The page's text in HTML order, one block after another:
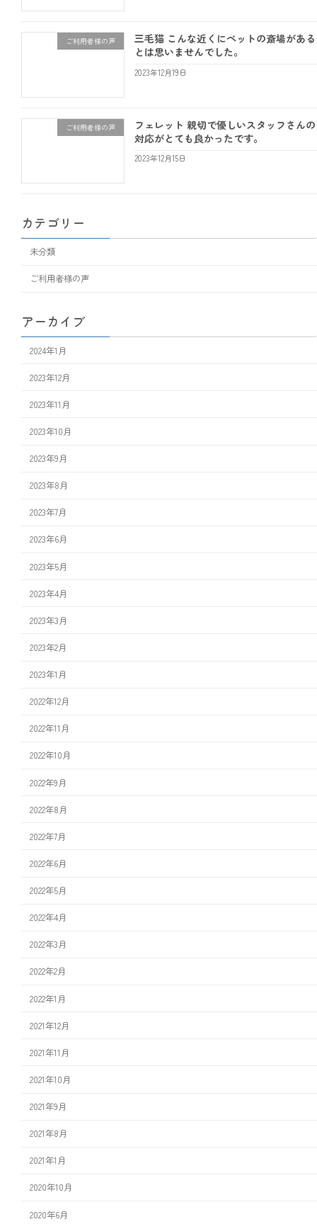
ご利用者様の声
三毛猫 こんな近くにペットの斎場がある
とは思いませんでした。
2023年12月19日
ご利用者様の声
フェレット 親切で優しいスタッフさんの
対応がとても良かったです。
2023年12月15日
カテゴリー
未分類
ご利用者様の声
アーカイブ
2024年1月
2023年12月
2023年11月
2023年10月
2023年9月
2023年8月
2023年7月
2023年6月
2023年5月
2023年4月
2023年3月
2023年2月
2023年1月
2022年12月
2022年11月
2022年10月
2022年9月
2022年8月
2022年7月
2022年6月
2022年5月
2022年4月
2022年3月
2022年2月
2022年1月
2021年12月
2021年11月
2021年10月
2021年9月
2021年8月
2021年1月
2020年10月
2020年6月